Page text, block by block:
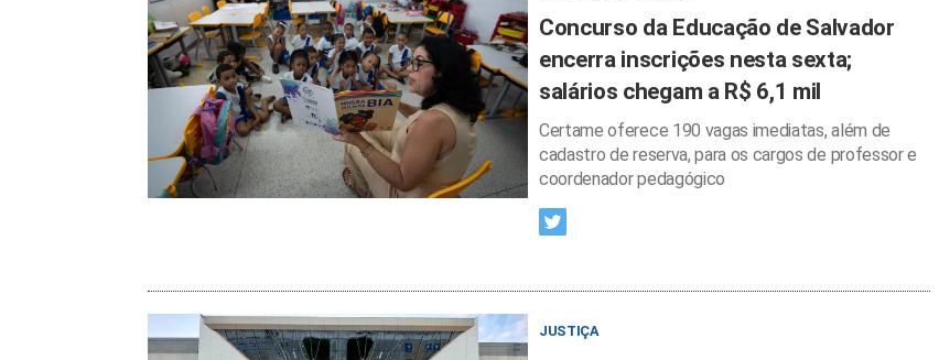
Concurso da Educação de Salvador
encerra inscrições nesta sexta;
salários chegam a R$ 6,1 mil
Certame oferece 190 vagas imediatas, além de
cadastro de reserva, para os cargos de professor e
coordenador pedagógico
JUSTIÇA